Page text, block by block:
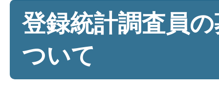
登録統計調査員
ついて